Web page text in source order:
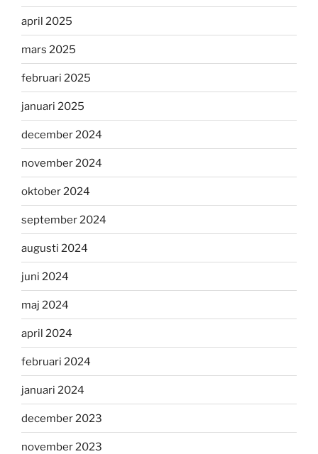
april 2025
mars 2025
februari 2025
januari 2025
december 2024
november 2024
oktober 2024
september 2024
augusti 2024
juni 2024
maj 2024
april 2024
februari 2024
januari 2024
december 2023
november 2023